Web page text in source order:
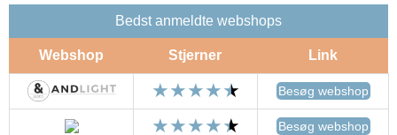
Bedst anmeldte webshops
Webshop Stjerner Link
Besøg webshop
Besøg webshop